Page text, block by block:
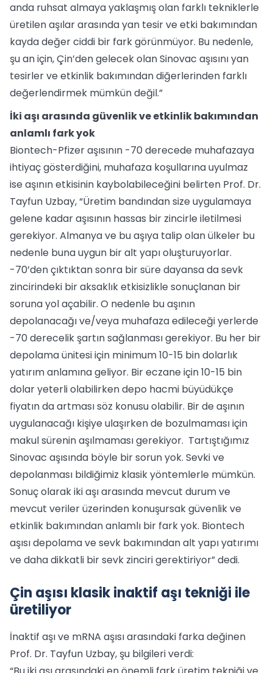
anda ruhsat almaya yaklaşmış olan farklı tekniklerle
üretilen aşılar arasında yan tesir ve etki bakımından
kayda değer ciddi bir fark görünmüyor. Bu nedenle,
şu an için, Çin’den gelecek olan Sinovac aşısını yan
tesirler ve etkinlik bakımından diğerlerinden farklı
değerlendirmek mümkün değil.”
İki aşı arasında güvenlik ve etkinlik bakımından
anlamlı fark yok
Biontech-Pfizer aşısının -70 derecede muhafazaya
ihtiyaç gösterdiğini, muhafaza koşullarına uyulmaz
ise aşının etkisinin kaybolabileceğini belirten Prof. Dr.
Tayfun Uzbay, “Üretim bandından size uygulamaya
gelene kadar aşısının hassas bir zincirle iletilmesi
gerekiyor. Almanya ve bu aşıya talip olan ülkeler bu
nedenle buna uygun bir alt yapı oluşturuyorlar.
-70’den çıktıktan sonra bir süre dayansa da sevk
zincirindeki bir aksaklık etkisizlikle sonuçlanan bir
soruna yol açabilir. O nedenle bu aşının
depolanacağı ve/veya muhafaza edileceği yerlerde
-70 derecelik şartın sağlanması gerekiyor. Bu her bir
depolama ünitesi için minimum 10-15 bin dolarlık
yatırım anlamına geliyor. Bir eczane için 10-15 bin
dolar yeterli olabilirken depo hacmi büyüdükçe
fiyatın da artması söz konusu olabilir. Bir de aşının
uygulanacağı kişiye ulaşırken de bozulmaması için
makul sürenin aşılmaması gerekiyor. Tartıştığımız
Sinovac aşısında böyle bir sorun yok. Sevki ve
depolanması bildiğimiz klasik yöntemlerle mümkün.
Sonuç olarak iki aşı arasında mevcut durum ve
mevcut veriler üzerinden konuşursak güvenlik ve
etkinlik bakımından anlamlı bir fark yok. Biontech
aşısı depolama ve sevk bakımından alt yapı yatırımı
ve daha dikkatli bir sevk zinciri gerektiriyor” dedi.
Çin aşısı klasik inaktif aşı tekniği ile
üretiliyor
İnaktif aşı ve mRNA aşısı arasındaki farka değinen
Prof. Dr. Tayfun Uzbay, şu bilgileri verdi: